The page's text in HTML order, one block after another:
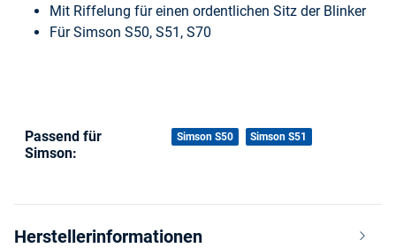
Mit Riffelung für einen ordentlichen Sitz der Blinker
Für Simson S50, S51, S70
Produkteigenschaft
Wert
Passend für
Simson:
Simson S50 Simson S51
Herstellerinformationen